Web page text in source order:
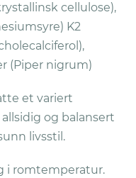
bare å
på
cellulose),
K2
(Piper nigrum)
et variert
og balansert
livsstil.
i romtemperatur.